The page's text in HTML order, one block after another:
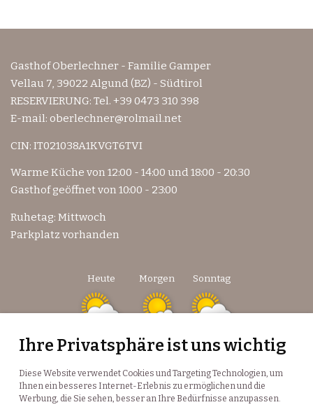
Ihre Privatsphäre ist uns wichtig
Diese Website verwendet Cookies und Targeting Technologien, um
Ihnen ein besseres Internet-Erlebnis zu ermöglichen und die
Werbung, die Sie sehen, besser an Ihre Bedürfnisse anzupassen.
Gasthof Oberlechner - Familie Gamper
Vellau 7, 39022 Algund (BZ) - Südtirol
RESERVIERUNG: Tel. +39 0473 310 398
E-mail: oberlechner@rolmail.net
CIN: IT021038A1KVGT6TVI
Warme Küche von 12:00 - 14:00 und 18:00 - 20:30
Gasthof geöffnet von 10:00 - 23:00
Ruhetag: Mittwoch
Parkplatz vorhanden
Heute Morgen Sonntag
17 °C 33 °C 16 °C 33 °C 16 °C 34 °C
Impressum Privacy Kontakt & Anfahrt